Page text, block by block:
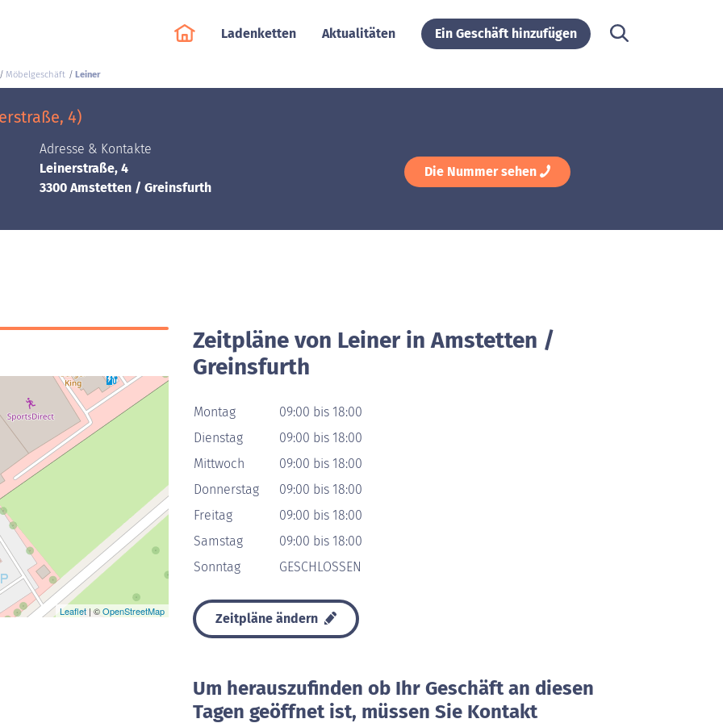
Ladenketten Aktualitäten Ein Geschäft hinzufügen
Möbelgeschäft Leiner
4)
Adresse & Kontakte
Leinerstraße, 4
3300 Amstetten / Greinsfurth
Die Nummer sehen
Leaflet | ©OpenStreetMap
Zeitpläne von Leiner in Amstetten /
Greinsfurth
Montag
09:00 bis 18:00
Dienstag
09:00 bis 18:00
Mittwoch
09:00 bis 18:00
Donnerstag
09:00 bis 18:00
Freitag
09:00 bis 18:00
Samstag
09:00 bis 18:00
Sonntag
GESCHLOSSEN
Zeitpläne ändern
Um herauszufinden ob Ihr Geschäft an diesen
Tagen geöffnet ist, müssen Sie Kontakt